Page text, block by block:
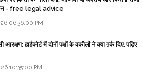
- free legal advice
06:36:00 PM
आरक्षण: हाईकोर्ट में दोनों पक्षों के वकीलों ने क्या तर्क दिए, पढ़िए
10:35:00 PM